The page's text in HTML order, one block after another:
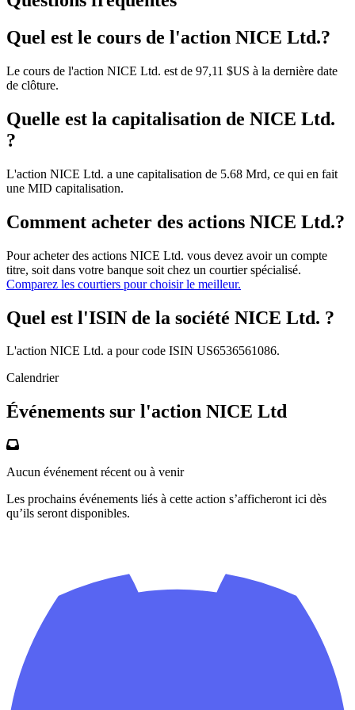
Quel est le cours de l'action NICE Ltd.?
Le cours de l'action NICE Ltd. est de 97,11 $US à la dernière date
de clôture.
Quelle est la capitalisation de NICE Ltd.
?
L'action NICE Ltd. a une capitalisation de 5.68 Mrd, ce qui en fait
une MID capitalisation.
Comment acheter des actions NICE Ltd.?
Pour acheter des actions NICE Ltd. vous devez avoir un compte
titre, soit dans votre banque soit chez un courtier spécialisé.
Comparez les courtiers pour choisir le meilleur.
Quel est l'ISIN de la société NICE Ltd. ?
L'action NICE Ltd. a pour code ISIN US6536561086.
Calendrier
Événements sur l'action NICE Ltd
Aucun événement récent ou à venir
Les prochains événements liés à cette action s’afficheront ici dès
qu’ils seront disponibles.